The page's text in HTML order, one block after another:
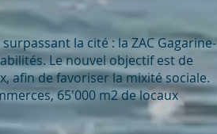
la cité : la ZAC Gagarine-
Le nouvel objectif est de
afin de favoriser la mixité sociale.
65'000 m2 de locaux